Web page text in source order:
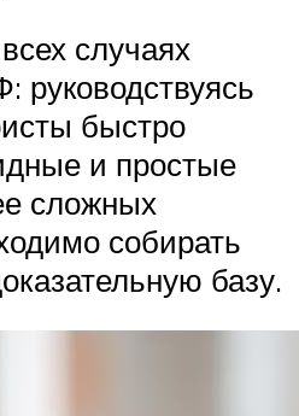
случаях
руководствуясь
быстро
и простые
сложных
собирать
базу.